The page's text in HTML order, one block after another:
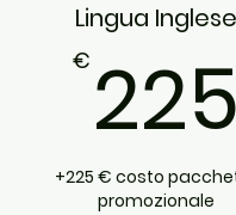
Lingua Inglese
€ 225
+225 € costo
promozionale